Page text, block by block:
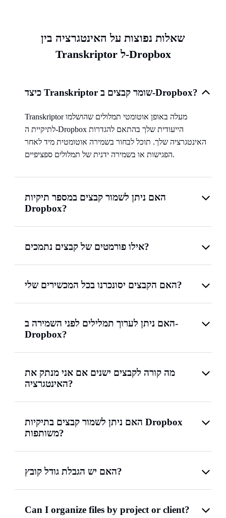
שאלות נפוצות על האינטגרציה בין
Transkriptor ל-Dropbox
כיצד Transkriptor שומר קבצים ב-Dropbox?
Transkriptor מעלה באופן אוטומטי תמלולים שהושלמו
לתיקיית ה-Dropbox הייעודית שלך בהתאם להגדרות
האינטגרציה שלך. תוכל לבחור בשמירה אוטומטית מיד לאחר
הפגישות או בשמירה ידנית של תמלולים ספציפיים.
האם ניתן לשמור קבצים במספר תיקיות
Dropbox?
אילו פורמטים של קבצים נתמכים?
האם הקבצים יסונכרנו בכל המכשירים שלי?
האם ניתן לערוך תמלילים לפני השמירה ב-
Dropbox?
מה קורה לקבצים ישנים אם אני מנתק את
האינטגרציה?
האם ניתן לשמור קבצים בתיקיות Dropbox
משותפות?
האם יש הגבלת גודל קובץ?
Can I organize files by project or client?